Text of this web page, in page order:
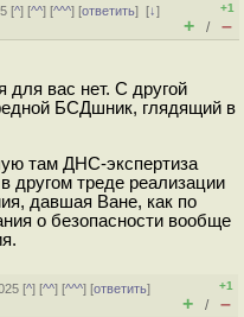
[^] [^^] [^^^] [ответить][↓]
+1
+ / –
для вас нет. С другой
БСДшник, глядящий в
там ДНС-экспертиза
другом треде реализации
давшая Ване, как по
о безопасности вообще
[^] [^^] [^^^] [ответить]
+1
+ / –